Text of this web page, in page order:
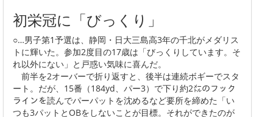
初栄冠に「びっくり」
○…男子第1予選は、静岡・日大三島高3年の千北がメダリス
トに輝いた。参加2度目の17歳は「びっくりしています。そ
れ以外にない」と戸惑い気味に喜んだ。
前半を2オーバーで折り返すと、後半は連続ボギーでスタ
ート。だが、15番（184yd、パー3）で下り約2㍍のフック
ラインを読んでパーパットを沈めるなど要所を締めた「い
つも3パットとOBをしないことが目標。それができたのが